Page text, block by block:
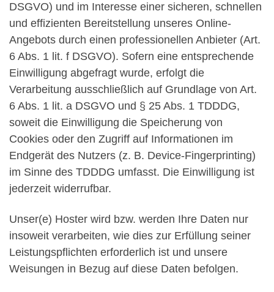
DSGVO) und im Interesse einer sicheren, schnellen
und effizienten Bereitstellung unseres Online-
Angebots durch einen professionellen Anbieter (Art.
6 Abs. 1 lit. f DSGVO). Sofern eine entsprechende
Einwilligung abgefragt wurde, erfolgt die
Verarbeitung ausschließlich auf Grundlage von Art.
6 Abs. 1 lit. a DSGVO und § 25 Abs. 1 TDDDG,
soweit die Einwilligung die Speicherung von
Cookies oder den Zugriff auf Informationen im
Endgerät des Nutzers (z. B. Device-Fingerprinting)
im Sinne des TDDDG umfasst. Die Einwilligung ist
jederzeit widerrufbar.
Unser(e) Hoster wird bzw. werden Ihre Daten nur
insoweit verarbeiten, wie dies zur Erfüllung seiner
Leistungspflichten erforderlich ist und unsere
Weisungen in Bezug auf diese Daten befolgen.